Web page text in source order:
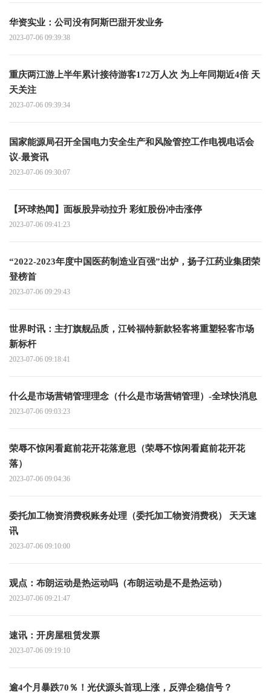
华资实业：公司没有阿斯巴甜开发业务
2023-07-06 09:39:38
重庆两江游上半年累计接待游客172万人次 为上年同期近4倍 天
天关注
2023-07-06 09:39:34
国家能源局召开全国电力安全生产和风险管控工作电视电话会
议-最资讯
2023-07-06 09:30:07
【环球热闻】面板股异动拉升 彩虹股份冲击涨停
2023-07-06 09:41:23
“2022-2023年度中国医药制造业百强”出炉，扬子江药业集团荣
登榜首
2023-07-06 09:29:43
世界时讯：主打旗舰品质，江铃福特新款轻客将重塑轻客市场
新标杆
2023-07-06 09:18:41
什么是市场营销管理理念（什么是市场营销管理）-全球快消息
2023-07-06 09:03:23
荣辱不惊闲看庭前花开花落意思（荣辱不惊闲看庭前花开花
落）
2023-07-06 09:04:36
委托加工物资消费税账务处理（委托加工物资消费税） 天天速
讯
2023-07-06 09:10:00
观点：布朗运动是热运动吗（布朗运动是不是热运动）
2023-07-06 09:21:47
速讯：开房屋租赁发票
2023-07-06 09:19:10
逾4个月暴跌70％！光伏源头首现上涨，反弹企稳信号？